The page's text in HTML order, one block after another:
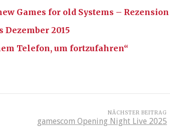
Games for old Systems – Rezension
2015
Telefon, um fortzufahren“
NÄCHSTER BEITRAG
gamescom Opening Night Live 2025